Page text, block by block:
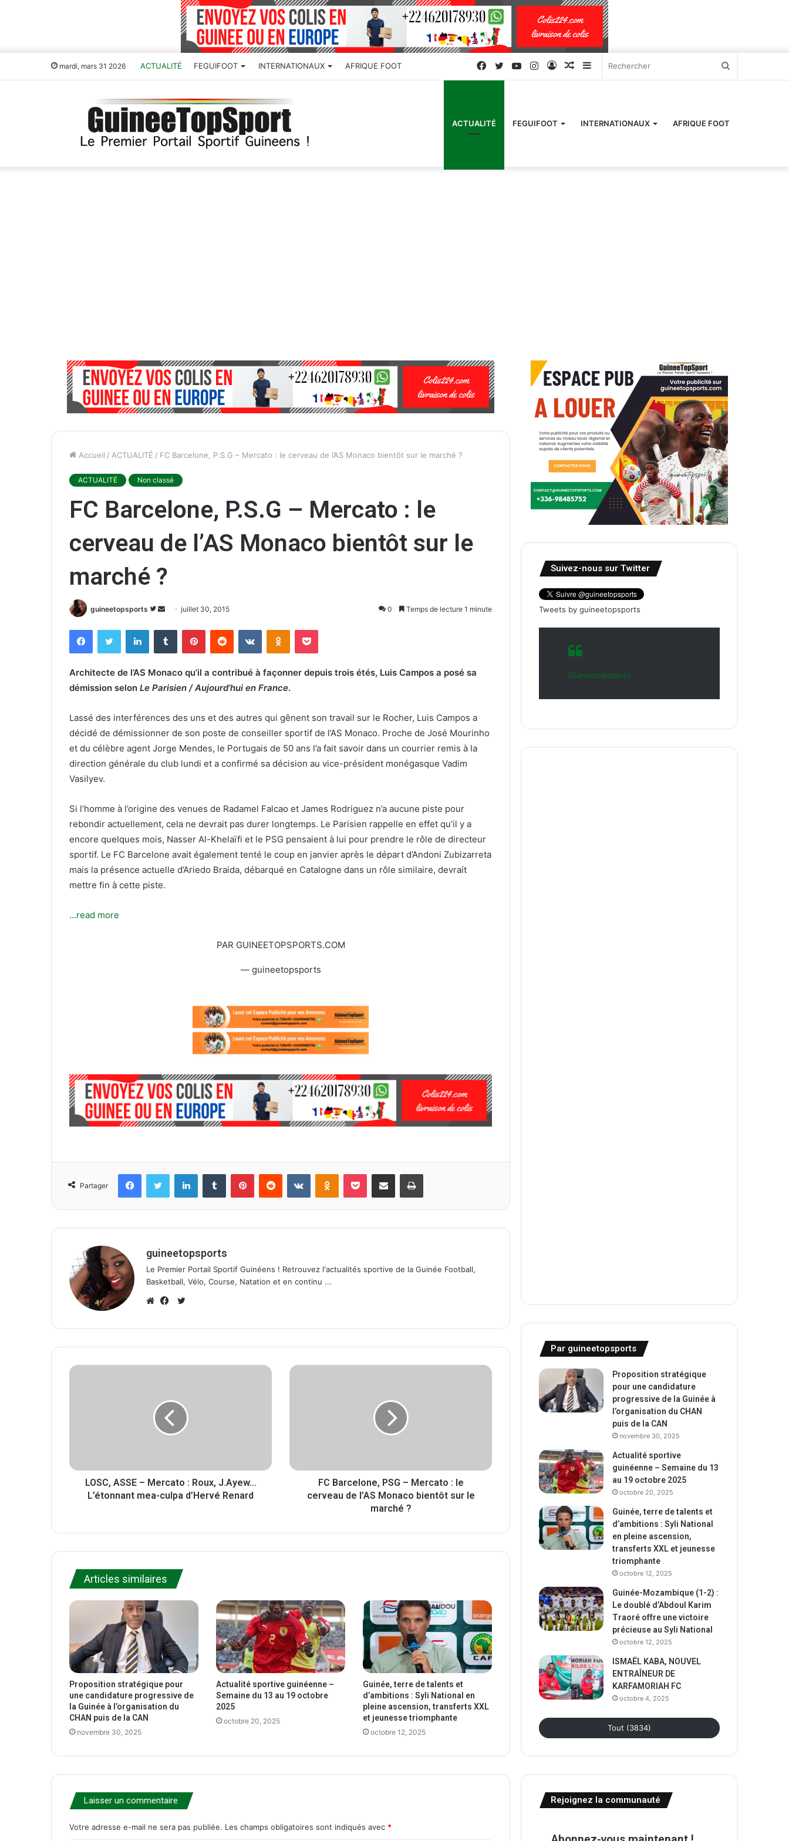
mardi, mars 31 2026 ACTUALITÉ FEGUIFOOT INTERNATIONAUX AFRIQUE FOOT Sidebar
latérale)
Article
Connexion
Instagram
YouTube
Twitter
Facebook
ACTUALITÉ FEGUIFOOT INTERNATIONAUX AFRIQUE FOOT
Accueil / ACTUALITÉ / FC Barcelone, P.S.G – Mercato : le cerveau de l’AS Monaco bientôt sur le marché ?
ACTUALITÉ Non classé
FC Barcelone, P.S.G – Mercato : le
cerveau de l’AS Monaco bientôt sur le
marché ?
guineetopsports
S
v
s
r
T
w
e
r
v
o
r
n
c
o
u
i
e
juillet 30, 2015 0 Temps de lecture 1 minute
Architecte de l’AS Monaco qu’il a contribué à façonner depuis trois étés, Luis Campos a posé sa
démission selon Le Parisien / Aujourd’hui en France.
Lassé des interférences des uns et des autres qui gênent son travail sur le Rocher, Luis Campos a
décidé de démissionner de son poste de conseiller sportif de l’AS Monaco. Proche de José Mourinho
et du célèbre agent Jorge Mendes, le Portugais de 50 ans l’a fait savoir dans un courrier remis à la
direction générale du club lundi et a confirmé sa décision au vice-président monégasque Vadim
Vasilyev.
Si l’homme à l’origine des venues de Radamel Falcao et James Rodriguez n’a aucune piste pour
rebondir actuellement, cela ne devrait pas durer longtemps. Le Parisien rappelle en effet qu’il y a
encore quelques mois, Nasser Al-Khelaïfi et le PSG pensaient à lui pour prendre le rôle de directeur
sportif. Le FC Barcelone avait également tenté le coup en janvier après le départ d’Andoni Zubizarreta
mais la présence actuelle d’Ariedo Braida, débarqué en Catalogne dans un rôle similaire, devrait
mettre fin à cette piste.
…read more
PAR GUINEETOPSPORTS.COM
— guineetopsports
Partager
guineetopsports
Le Premier Portail Sportif Guinéens ! Retrouvez l'actualités sportive de la Guinée Football,
Basketball, Vélo, Course, Natation et en continu ...
e
a
o
k
i
LOSC, ASSE – Mercato : Roux, J.Ayew…
L’étonnant mea-culpa d’Hervé Renard
FC Barcelone, PSG – Mercato : le
cerveau de l’AS Monaco bientôt sur le
marché ?
Articles similaires
Proposition stratégique pour
une candidature progressive de
la Guinée à l’organisation du
CHAN puis de la CAN
novembre 30, 2025
Actualité sportive guinéenne –
Semaine du 13 au 19 octobre
2025
octobre 20, 2025
Guinée, terre de talents et
d’ambitions : Syli National en
pleine ascension, transferts XXL
et jeunesse triomphante
octobre 12, 2025
Laisser un commentaire
Votre adresse e-mail ne sera pas publiée. Les champs obligatoires sont indiqués avec *
Suivez-nous sur Twitter
Tweets by guineetopsports
Guineetopsports
Par guineetopsports
Proposition stratégique
pour une candidature
progressive de la Guinée à
l’organisation du CHAN
puis de la CAN
novembre 30, 2025
Actualité sportive
guinéenne – Semaine du 13
au 19 octobre 2025
octobre 20, 2025
Guinée, terre de talents et
d’ambitions : Syli National
en pleine ascension,
transferts XXL et jeunesse
triomphante
octobre 12, 2025
Guinée-Mozambique (1-2) :
Le doublé d’Abdoul Karim
Traoré offre une victoire
précieuse au Syli National
octobre 12, 2025
ISMAËL KABA, NOUVEL
ENTRAÎNEUR DE
KARFAMORIAH FC
octobre 4, 2025
Tout (3834)
Rejoignez la communauté